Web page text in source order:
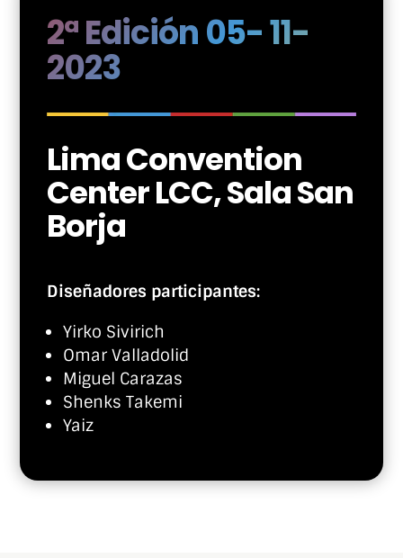
2ª Edición 05- 11-
2023
Lima Convention
Center LCC, Sala San
Borja
Diseñadores participantes:
Yirko Sivirich
Omar Valladolid
Miguel Carazas
Shenks Takemi
Yaiz